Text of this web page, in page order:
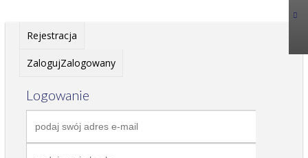
Rejestracja
ZalogujZalogowany
Logowanie